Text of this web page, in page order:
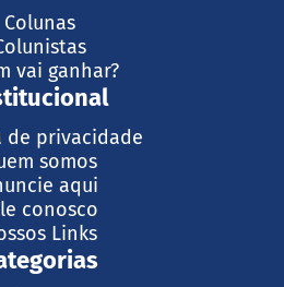
Colunas
vai ganhar?
de privacidade
somos
aqui
conosco
Links